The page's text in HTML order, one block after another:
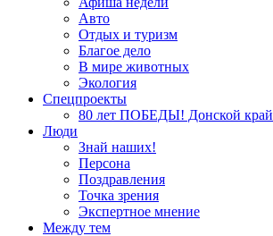
Авто
Отдых и туризм
Благое дело
В мире животных
Экология
Спецпроекты
80 лет ПОБЕДЫ! Донской край
Люди
Знай наших!
Персона
Поздравления
Точка зрения
Экспертное мнение
Между тем